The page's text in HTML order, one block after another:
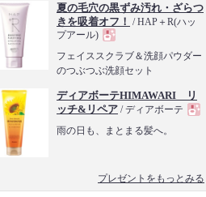
夏の毛穴の黒ずみ汚れ・ざらつ
きを吸着オフ！ / HAP＋R(ハッ
プアール)
現
品
フェイススクラブ＆洗顔パウダー
のつぶつぶ洗顔セット
ディアボーテHIMAWARI リ
ッチ&リペア / ディアボーテ
雨の日も、まとまる髪へ。
プレゼントをもっとみる